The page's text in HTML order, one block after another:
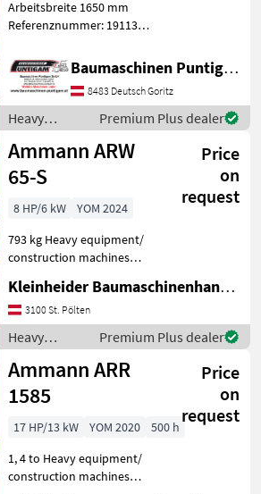
Classifieds
Arbeitsbreite 1650 mm
Referenznummer: 19113
GmbH Unser Spezialgebiet:
Ankauf - Verkauf -
Vermietung von
Baumaschinen Besuchen
Sie unsere Ba
Baumaschinen Puntigam GmbH
8483 Deutsch Goritz
Heavy
equipment/
construction
machines /
Ammann
Premium Plus dealer
Ammann ARW
65-S
Price
on
request
8 HP/6 kW
YOM 2024
793 kg Heavy equipment/
construction machines
Kleinheider Baumaschinenhandel GmbH.
3100 St. Pölten
Heavy
equipment/
construction
machines /
Ammann
Premium Plus dealer
Ammann ARR
1585
Price
on
request
17 HP/13 kW YOM 2020
500 h
1, 4 to Heavy equipment/
construction machines